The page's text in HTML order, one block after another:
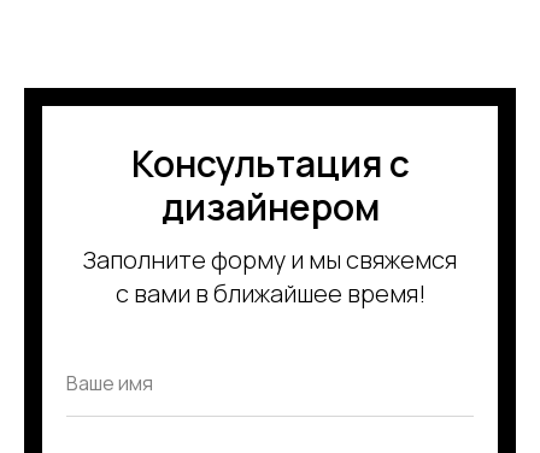
Консультация с
дизайнером
Заполните форму и мы свяжемся
с вами в ближайшее время!